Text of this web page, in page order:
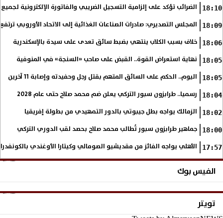
18:10 الضرائب تؤكد على إلزامية التسجيل الضريبي والفاتورة الإلكترونية
18:09 المجلس التصديري: صادرات الصناعات الغذائية إلى الاتحاد الأوروبي ترتفع 15.4% خلال النصف الأول من
18:06 خلاف بسبب الكلاب ينتهي بضبط سائق تعدى على سيدة بالإسكندرية
18:05 نهاية استعراض القوة.. القبض على صاحب «السنجة» في المنوفية
18:05 اليوم.. الحكم على السائق المتهم بقتل رجل وحفيدته وإصابة 11 آخرين
18:04 رسميا.. طرابزون سبور التركي يعلن ضم محمد صلاح حتى عام 2028
18:02 الزمالك يواجه بطل جيبوتي بالدور التمهيدي من بطولة إفريقيا
18:00 جماهير طرابزون سبور تُطالب محمد صلاح بحصد لقب الدوري التركي
17:57 الأهلي يواجه الفائز من مقديشيو الصومالي وكيتارا الأوغندي
الفيس بوك
تويتر